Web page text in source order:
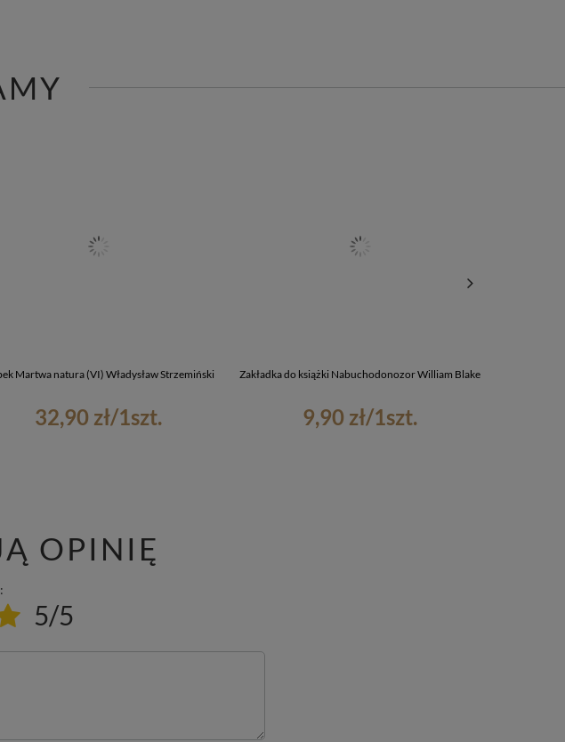
Martwa natura (VI) Władysław Strzemiński
32,90 zł/1szt.
Zakładka do książki Nabuchodonozor William Blake
9,90 zł/1szt.
OPINIĘ
5/5